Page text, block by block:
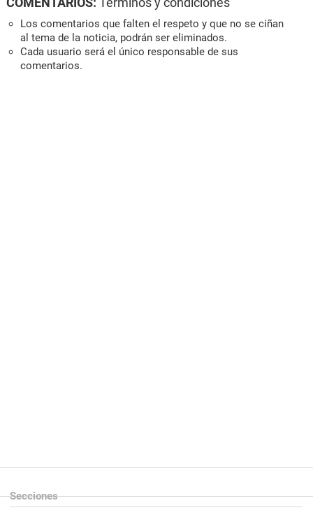
Los comentarios que falten el respeto y que no se ciñan
al tema de la noticia, podrán ser eliminados.
Cada usuario será el único responsable de sus
comentarios.
Secciones